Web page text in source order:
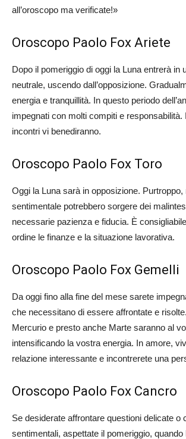
all’oroscopo ma verificate!»
Oroscopo Paolo Fox Ariete
Dopo il pomeriggio di oggi la Luna entrerà in
neutrale, uscendo dall’opposizione.
energia e tranquillità. In questo periodo
impegnati con molti compiti e responsabilità.
incontri vi benediranno.
Oroscopo Paolo Fox Toro
Oggi la Luna sarà in opposizione.
sentimentale potrebbero sorgere dei
necessarie pazienza e fiducia. È
ordine le finanze e la situazione lavorativa.
Oroscopo Paolo Fox Gemelli
Da oggi fino alla fine del mese sarete
che necessitano di essere affrontate e
Mercurio e presto anche Marte saranno al
intensificando la vostra energia. In amore,
relazione interessante e incontrerete una
Oroscopo Paolo Fox Cancro
Se desiderate affrontare questioni delicate o
sentimentali, aspettate il pomeriggio, quando